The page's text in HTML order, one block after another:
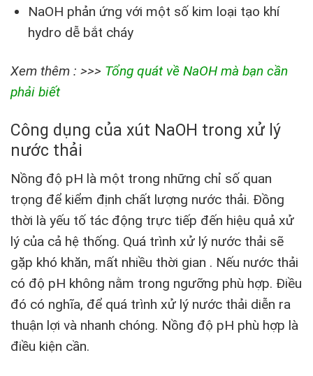
NaOH phản ứng với một số kim loại tạo khí
hydro dễ bắt cháy
Xem thêm : >>> Tổng quát về NaOH mà bạn cần
phải biết
Công dụng của xút NaOH trong xử lý
nước thải
Nồng độ pH là một trong những chỉ số quan
trọng để kiểm định chất lượng nước thải. Đồng
thời là yếu tố tác động trực tiếp đến hiệu quả xử
lý của cả hệ thống. Quá trình xử lý nước thải sẽ
gặp khó khăn, mất nhiều thời gian . Nếu nước thải
có độ pH không nằm trong ngưỡng phù hợp. Điều
đó có nghĩa, để quá trình xử lý nước thải diễn ra
thuận lợi và nhanh chóng. Nồng độ pH phù hợp là
điều kiện cần.